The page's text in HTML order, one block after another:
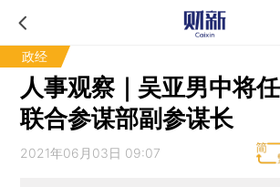
政经
人事观察｜吴亚男中将
联合参谋部副参谋长
2021年06月03日 09:07